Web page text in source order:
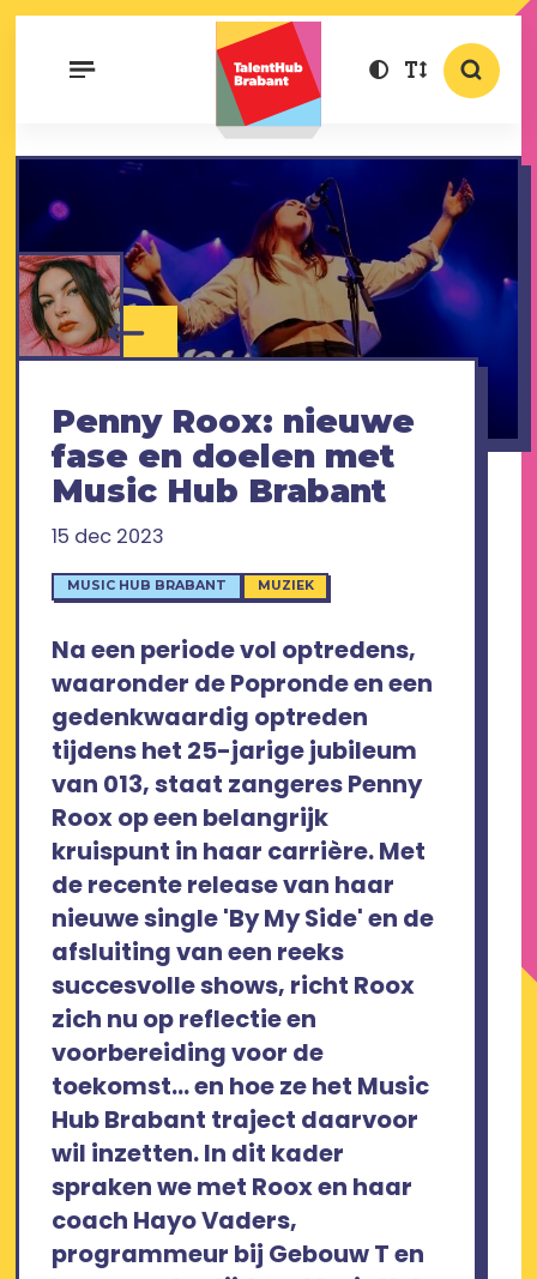
Penny Roox: nieuwe
fase en doelen met
Music Hub Brabant
15 dec 2023
MUSIC HUB BRABANT MUZIEK
Na een periode vol optredens,
waaronder de Popronde en een
gedenkwaardig optreden
tijdens het 25-jarige jubileum
van 013, staat zangeres Penny
Roox op een belangrijk
kruispunt in haar carrière. Met
de recente release van haar
nieuwe single 'By My Side' en de
afsluiting van een reeks
succesvolle shows, richt Roox
zich nu op reflectie en
voorbereiding voor de
toekomst… en hoe ze het Music
Hub Brabant traject daarvoor
wil inzetten. In dit kader
spraken we met Roox en haar
coach Hayo Vaders,
programmeur bij Gebouw T en